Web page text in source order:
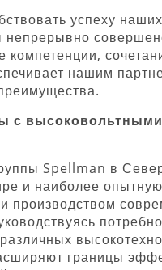
успеху наших
непрерывно
компетенции,
нашим
с высоковольтными
Spellman в
и наиболее
производством
границы